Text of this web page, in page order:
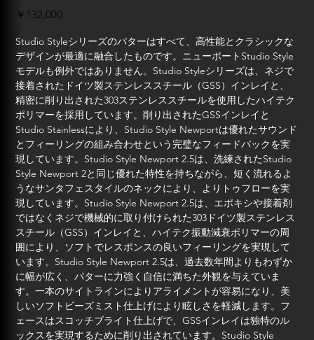
価
￥132,000
Studio Styleシリーズのパターはすべて、高性能とクラシックな
デザインが最適に融合したものです。ニューポートStudio Style
モデルも例外ではありません。Studio Styleシリーズは、ネジで
接着されたドイツ製ステンレススチール（GSS）インレイと、
精密に削り出された303ステンレススチールを使用したハイテク
ポリマーを採用しています。削り出されたGSSインレイと
Studio Stainlessにより、Studio Style Newportは優れたサウンド
とフィーリングの組み合わせという完璧なフィードバックを実
現しています。Studio Style Newport 2.5は、洗練されたStudio
Style Newport 2と同じ優れた特性を持ちながら、短く流れるよ
うなサンタフェスタイルのネックにより、よりトゥフローを実
現しています。Studio Style Newport 2.5は、エポキシや接着剤
ではなくネジで機械的に取り付けられた303ドイツ製ステンレス
スチール（GSS）インレイと、ハイテク振動減衰ポリマーの周
囲により、ソフトでレスポンスの良いフィーリングを実現して
います。Studio Style Newport 2.5は、過去数年間よりもわずか
に幅が広く、パターに力強く自信に満ちた外観を与えていま
す。一本のサイトラインによりアライメントが容易になり、美
しいソフトビーズミスト仕上げにより眩しさを軽減します。フ
ェースはスコッチブライト仕上げで、GSSインレイは独特のル
ックスを実現するために削り出されています。Studio Style